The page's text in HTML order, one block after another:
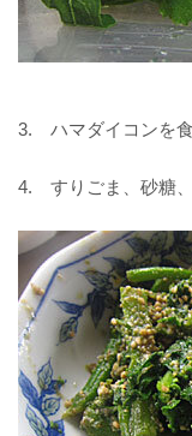
3. ハマダイコンを食
4. すりごま、砂糖